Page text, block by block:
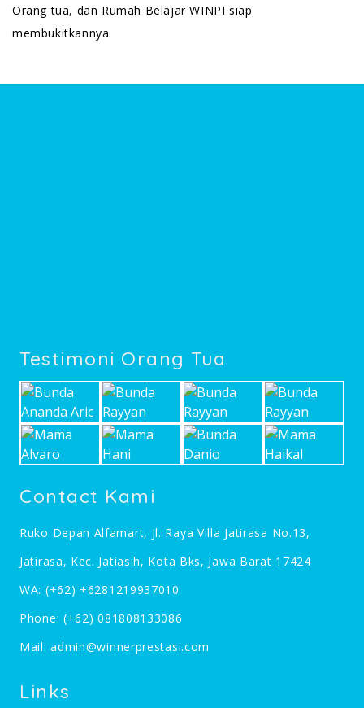
Orang tua, dan Rumah Belajar WINPI siap
membukitkannya.
Testimoni Orang Tua
Contact Kami
Ruko Depan Alfamart, Jl. Raya Villa Jatirasa No.13,
Jatirasa, Kec. Jatiasih, Kota Bks, Jawa Barat 17424
WA: (+62) +6281219937010
Phone: (+62) 081808133086
Mail:admin@winnerprestasi.com
Links